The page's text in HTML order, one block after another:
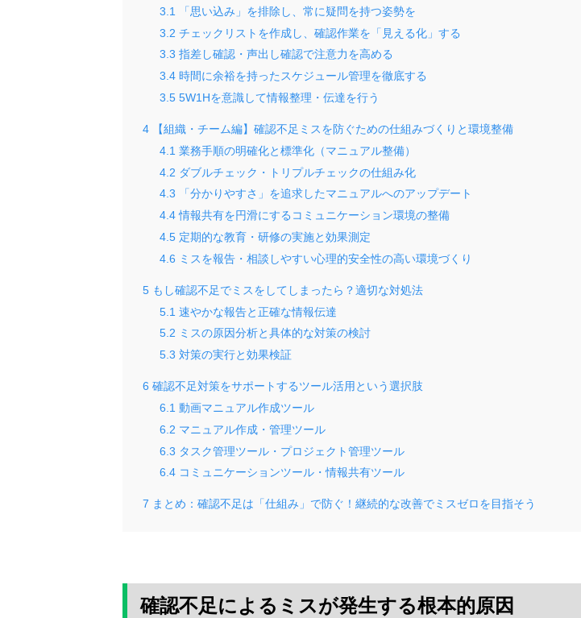
3.1
「思い込み」を排除し、常に疑問を持つ姿勢を
3.2 チェックリストを作成し、確認作業を「見える化」する
3.3 指差し確認・声出し確認で注意力を高める
3.4 時間に余裕を持ったスケジュール管理を徹底する
3.5 5W1Hを意識して情報整理・伝達を行う
4 【組織・チーム編】確認不足ミスを防ぐための仕組みづくりと環境整備
4.1 業務手順の明確化と標準化（マニュアル整備）
4.2 ダブルチェック・トリプルチェックの仕組み化
4.3 「分かりやすさ」を追求したマニュアルへのアップデート
4.4情報共有を円滑にするコミュニケーション環境の整備
4.5 定期的な教育・研修の実施と効果測定
4.6 ミスを報告・相談しやすい心理的安全性の高い環境づくり
5 もし確認不足でミスをしてしまったら？適切な対処法
5.1 速やかな報告と正確な情報伝達
5.2 ミスの原因分析と具体的な対策の検討
5.3 対策の実行と効果検証
6 確認不足対策をサポートするツール活用という選択肢
6.1 動画マニュアル作成ツール
6.2 マニュアル作成・管理ツール
6.3 タスク管理ツール・プロジェクト管理ツール
6.4 コミュニケーションツール・情報共有ツール
7 まとめ：確認不足は「仕組み」で防ぐ！継続的な改善でミスゼロを目指そう
確認不足によるミスが発生する根本的原因